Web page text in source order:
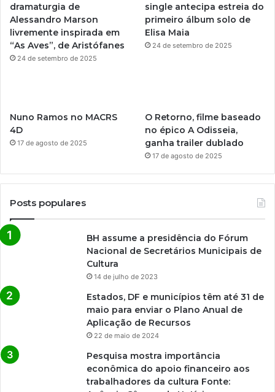
m
dramaturgia de
Alessandro Marson
livremente inspirada em
“As Aves”, de Aristófanes
24 de setembro de 2025
single antecipa estreia do
primeiro álbum solo de
Elisa Maia
24 de setembro de 2025
Nuno Ramos no MACRS
4D
17 de agosto de 2025
O Retorno, filme baseado
no épico A Odisseia,
ganha trailer dublado
17 de agosto de 2025
Posts populares
BH assume a presidência do Fórum
Nacional de Secretários Municipais de
Cultura
14 de julho de 2023
Estados, DF e municípios têm até 31 de
maio para enviar o Plano Anual de
Aplicação de Recursos
22 de maio de 2024
Pesquisa mostra importância
econômica do apoio financeiro aos
trabalhadores da cultura Fonte: